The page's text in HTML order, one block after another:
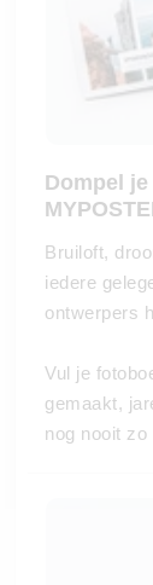
Dompel
Bruiloft,
iedere
ontwerpers
Vul je
gemaakt,
nog nooit